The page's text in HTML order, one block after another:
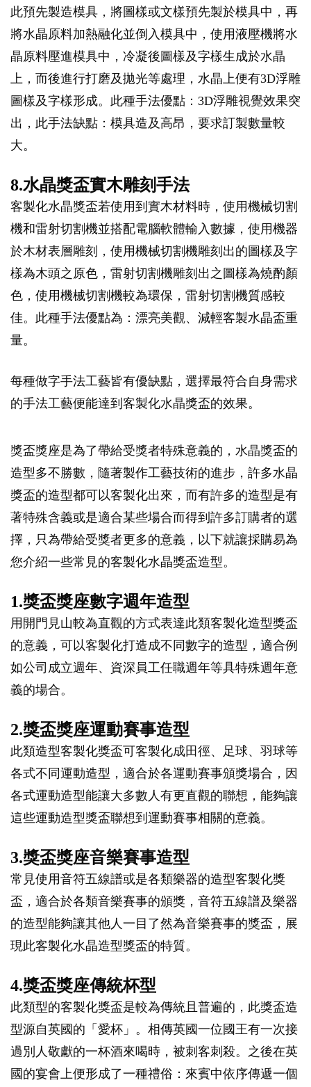
此預先製造模具，將圖樣或文樣預先製於模具中，再
將水晶原料加熱融化並倒入模具中，使用液壓機將水
晶原料壓進模具中，冷凝後圖樣及字樣生成於水晶
上，而後進行打磨及拋光等處理，水晶上便有3D浮雕
圖樣及字樣形成。此種手法優點：3D浮雕視覺效果突
出，此手法缺點：模具造及高昂，要求訂製數量較
大。
8.水晶獎盃實木雕刻手法
客製化水晶獎盃若使用到實木材料時，使用機械切割
機和雷射切割機並搭配電腦軟體輸入數據，使用機器
於木材表層雕刻，使用機械切割機雕刻出的圖樣及字
樣為木頭之原色，雷射切割機雕刻出之圖樣為燒酌顏
色，使用機械切割機較為環保，雷射切割機質感較
佳。此種手法優點為：漂亮美觀、減輕客製水晶盃重
量。
每種做字手法工藝皆有優缺點，選擇最符合自身需求
的手法工藝便能達到客製化水晶獎盃的效果。
獎盃獎座是為了帶給受獎者特殊意義的，水晶獎盃的
造型多不勝數，隨著製作工藝技術的進步，許多水晶
獎盃的造型都可以客製化出來，而有許多的造型是有
著特殊含義或是適合某些場合而得到許多訂購者的選
擇，只為帶給受獎者更多的意義，以下就讓採購易為
您介紹一些常見的客製化水晶獎盃造型。
1.獎盃獎座數字週年造型
用開門見山較為直觀的方式表達此類客製化造型獎盃
的意義，可以客製化打造成不同數字的造型，適合例
如公司成立週年、資深員工任職週年等具特殊週年意
義的場合。
2.獎盃獎座運動賽事造型
此類造型客製化獎盃可客製化成田徑、足球、羽球等
各式不同運動造型，適合於各運動賽事頒獎場合，因
各式運動造型能讓大多數人有更直觀的聯想，能夠讓
這些運動造型獎盃聯想到運動賽事相關的意義。
3.獎盃獎座音樂賽事造型
常見使用音符五線譜或是各類樂器的造型客製化獎
盃，適合於各類音樂賽事的頒獎，音符五線譜及樂器
的造型能夠讓其他人一目了然為音樂賽事的獎盃，展
現此客製化水晶造型獎盃的特質。
4.獎盃獎座傳統杯型
此類型的客製化獎盃是較為傳統且普遍的，此獎盃造
型源自英國的「愛杯」。相傳英國一位國王有一次接
過別人敬獻的一杯酒來喝時，被刺客刺殺。之後在英
國的宴會上便形成了一種禮俗：來賓中依序傳遞一個